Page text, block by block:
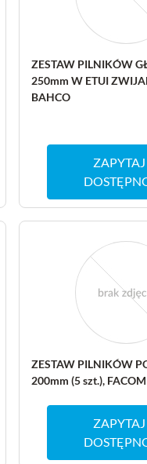
ZESTAW PILNIKÓW
250mm W ETUI
BAHCO
ZESTAW PILNIKÓW
200mm (5 szt.), FACOM